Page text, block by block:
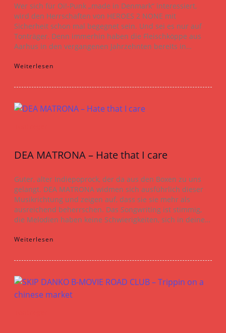
Wer sich für Oi!-Punk „made in Denmark“ interessiert,
wird den Herrschaften von HEROES 2 NONE mit
Sicherheit schon mal begegnet sein. Und sei es nur auf
Tonträger. Denn immerhin haben die Fleischköppe aus
Aarhus in den vergangenen Jahrzehnten bereits in…
Weiterlesen
DEA MATRONA – Hate that I care
Guter, alter Indiepoprock, der da aus den Boxen zu uns
gelangt. DEA MATRONA widmen sich ausführlich dieser
Musikrichtung und zeigen auf, dass sie sie mehr als
ausreichend beherrschen. Das Songwriting ist stimmig,
die Melodien haben keine Schwierigkeiten, sich in deine…
Weiterlesen